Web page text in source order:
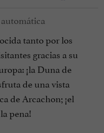
tanto por los
gracias a su
¡la Duna de
de una vista
de Arcachon; ¡el
pena!